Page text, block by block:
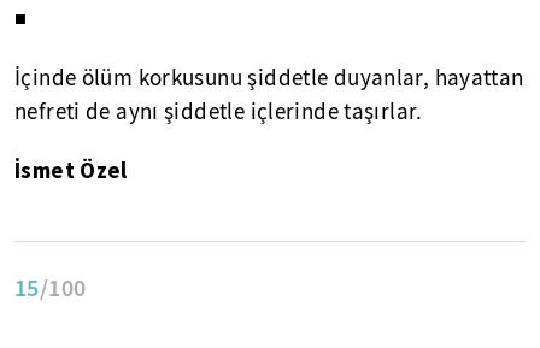
◾
İçinde ölüm korkusunu şiddetle duyanlar, hayattan
nefreti de aynı şiddetle içlerinde taşırlar.
İsmet Özel
15/100